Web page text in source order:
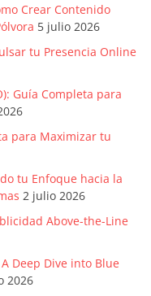
Crear Contenido
5 julio 2026
tu Presencia Online
Guía Completa para
para Maximizar tu
tu Enfoque hacia la
2 julio 2026
Above-the-Line
Deep Dive into Blue
2026